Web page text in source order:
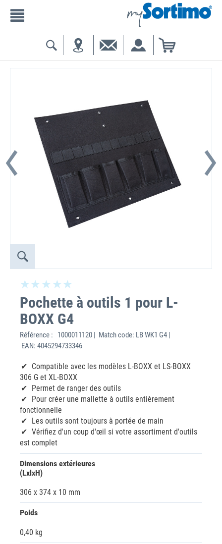
Pochette à outils 1 pour L-
BOXX G4
Référence :
1000011120 | Match code: LB WK1 G4 |
EAN: 4045294733346
Compatible avec les modèles L-BOXX et LS-BOXX
306 G et XL-BOXX
Permet de ranger des outils
Pour créer une mallette à outils entièrement
fonctionnelle
Les outils sont toujours à portée de main
Vérifiez d'un coup d'œil si votre assortiment d'outils
est complet
Dimensions extérieures
(LxlxH)
306 x 374 x 10 mm
Poids
0,40 kg